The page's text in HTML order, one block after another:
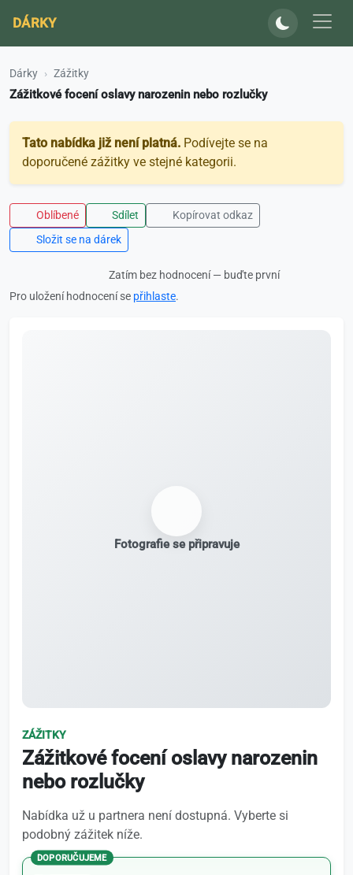
DÁRKY
Dárky Zážitky
Zážitkové focení oslavy narozenin nebo rozlučky
Tato nabídka již není platná. Podívejte se na
doporučené zážitky ve stejné kategorii.
Oblíbené Sdílet
Kopírovat odkaz
Složit se na dárek
Zatím bez hodnocení — buďte první
Pro uložení hodnocení se přihlaste.
Fotografie se připravuje
ZÁŽITKY
Zážitkové focení oslavy narozenin
nebo rozlučky
Nabídka už u partnera není dostupná. Vyberte si
podobný zážitek níže.
DOPORUČUJEME